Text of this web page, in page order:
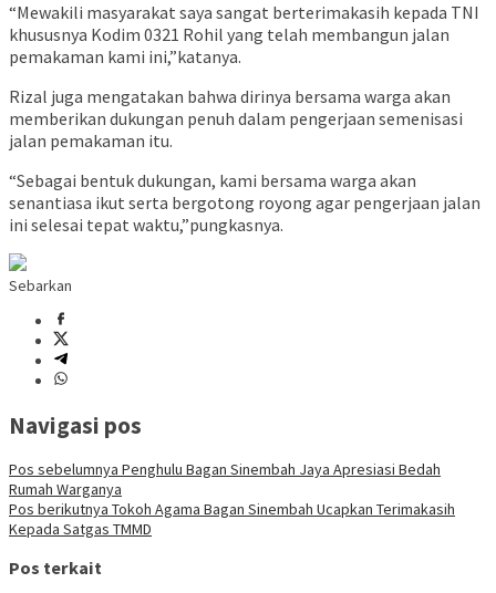
“Mewakili masyarakat saya sangat berterimakasih kepada TNI
khususnya Kodim 0321 Rohil yang telah membangun jalan
pemakaman kami ini,”katanya.
Rizal juga mengatakan bahwa dirinya bersama warga akan
memberikan dukungan penuh dalam pengerjaan semenisasi
jalan pemakaman itu.
“Sebagai bentuk dukungan, kami bersama warga akan
senantiasa ikut serta bergotong royong agar pengerjaan jalan
ini selesai tepat waktu,”pungkasnya.
Sebarkan
Navigasi pos
Pos sebelumnya Penghulu Bagan Sinembah Jaya Apresiasi Bedah
Rumah Warganya
Pos berikutnya Tokoh Agama Bagan Sinembah Ucapkan Terimakasih
Kepada Satgas TMMD
Pos terkait